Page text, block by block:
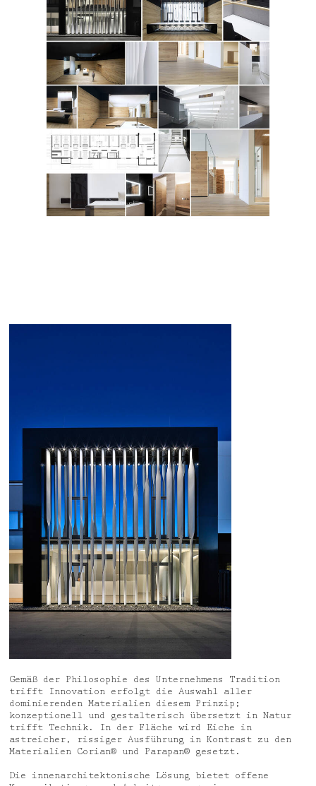
Gemäß der Philosophie des Unternehmens Tradition
trifft Innovation erfolgt die Auswahl aller
dominierenden Materialien diesem Prinzip;
konzeptionell und gestalterisch übersetzt in Natur
trifft Technik. In der Fläche wird Eiche in
astreicher, rissiger Ausführung in Kontrast zu den
Materialien Corian® und Parapan® gesetzt.
Die innenarchitektonische Lösung bietet offene